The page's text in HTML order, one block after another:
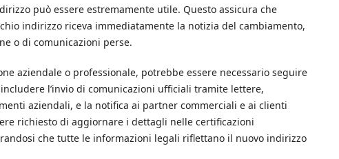
può essere estremamente utile. Questo assicura che
indirizzo riceva immediatamente la notizia del cambiamento,
o di comunicazioni perse.
aziendale o professionale, potrebbe essere necessario seguire
l’invio di comunicazioni ufficiali tramite lettere,
aziendali, e la notifica ai partner commerciali e ai clienti
richiesto di aggiornare i dettagli nelle certificazioni
che tutte le informazioni legali riflettano il nuovo indirizzo